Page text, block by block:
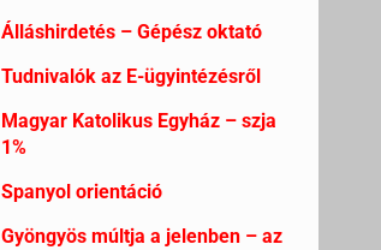
Álláshirdetés – Gépész oktató
Tudnivalók az E-ügyintézésről
Magyar Katolikus Egyház – szja
1%
Spanyol orientáció
Gyöngyös múltja a jelenben – az